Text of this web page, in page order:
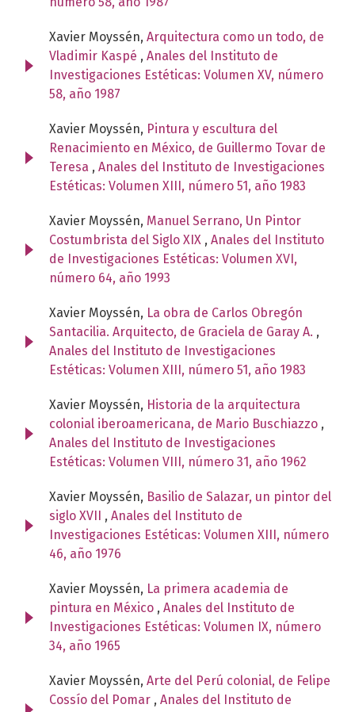
Xavier Moyssén, Arquitectura como un todo, de
Vladimir Kaspé , Anales del Instituto de
Investigaciones Estéticas: Volumen XV, número
58, año 1987
Xavier Moyssén, Pintura y escultura del
Renacimiento en México, de Guillermo Tovar de
Teresa , Anales del Instituto de Investigaciones
Estéticas: Volumen XIII, número 51, año 1983
Xavier Moyssén, Manuel Serrano, Un Pintor
Costumbrista del Siglo XIX , Anales del Instituto
de Investigaciones Estéticas: Volumen XVI,
número 64, año 1993
Xavier Moyssén, La obra de Carlos Obregón
Santacilia. Arquitecto, de Graciela de Garay A. ,
Anales del Instituto de Investigaciones
Estéticas: Volumen XIII, número 51, año 1983
Xavier Moyssén, Historia de la arquitectura
colonial iberoamericana, de Mario Buschiazzo ,
Anales del Instituto de Investigaciones
Estéticas: Volumen VIII, número 31, año 1962
Xavier Moyssén, Basilio de Salazar, un pintor del
siglo XVII , Anales del Instituto de
Investigaciones Estéticas: Volumen XIII, número
46, año 1976
Xavier Moyssén, La primera academia de
pintura en México , Anales del Instituto de
Investigaciones Estéticas: Volumen IX, número
34, año 1965
Xavier Moyssén, Arte del Perú colonial, de Felipe
Cossío del Pomar , Anales del Instituto de